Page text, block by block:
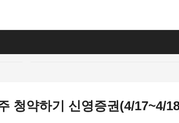
청약하기 신영증권(4/17~4/